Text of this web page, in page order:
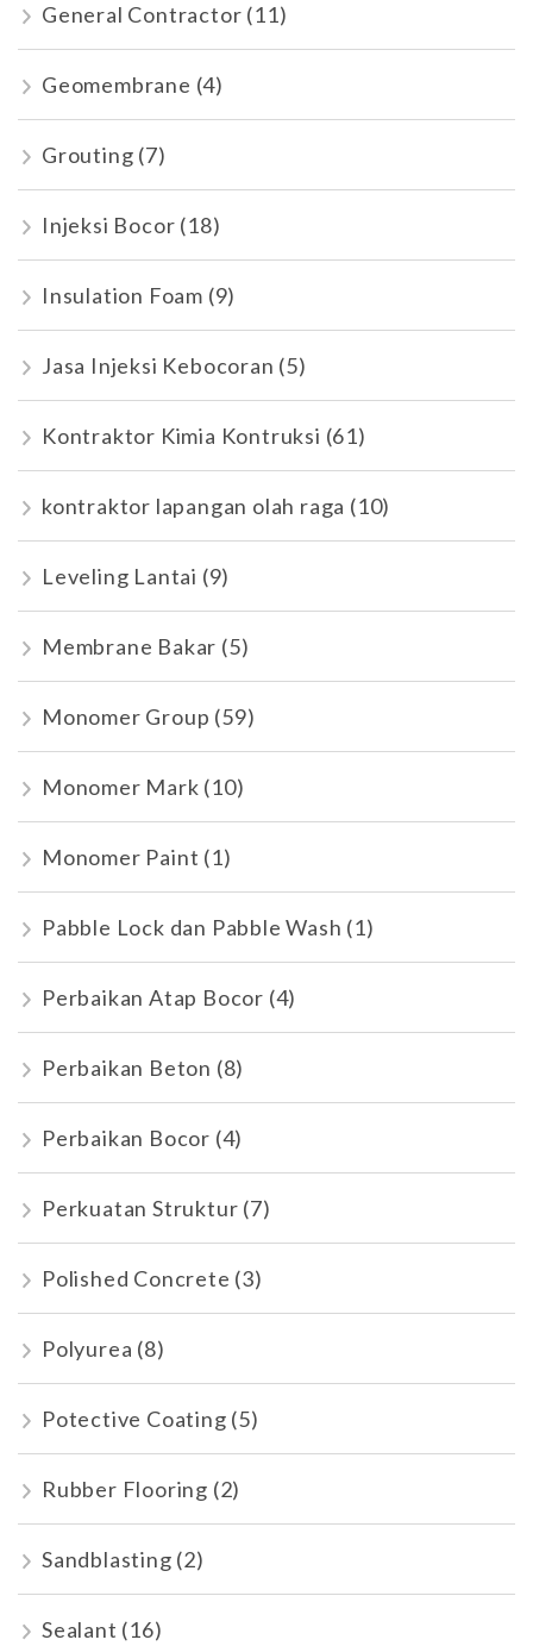
General Contractor (11)
Geomembrane (4)
Grouting (7)
Injeksi Bocor (18)
Insulation Foam (9)
Jasa Injeksi Kebocoran (5)
Kontraktor Kimia Kontruksi (61)
kontraktor lapangan olah raga (10)
Leveling Lantai (9)
Membrane Bakar (5)
Monomer Group (59)
Monomer Mark (10)
Monomer Paint (1)
Pabble Lock dan Pabble Wash (1)
Perbaikan Atap Bocor (4)
Perbaikan Beton (8)
Perbaikan Bocor (4)
Perkuatan Struktur (7)
Polished Concrete (3)
Polyurea (8)
Potective Coating (5)
Rubber Flooring (2)
Sandblasting (2)
Sealant (16)